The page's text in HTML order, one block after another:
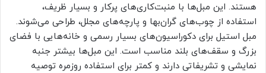
هستند. این مبل‌ها با منبت‌کاری‌های پرکار و بسیار ظریف،
استفاده از چوب‌های گران‌بها و پارچه‌های مجلل، طراحی می‌شوند.
مبل استیل برای دکوراسیون‌های بسیار رسمی و خانه‌هایی با فضای
بزرگ و سقف‌های بلند مناسب است. این مبل‌ها بیشتر جنبه
نمایشی و تشریفاتی دارند و کمتر برای استفاده روزمره توصیه